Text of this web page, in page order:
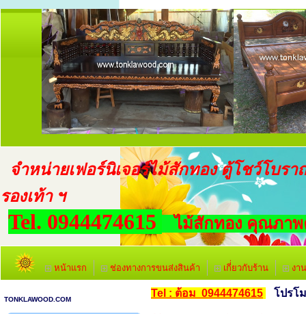
จำหน่ายเฟอร์นิเจอร์ไม้สักทอง ตู้โชว์โบร
รองเท้า ฯ
Tel. 0944474615 ไม้สักทอง คุณภาพ
หน้าแรก ช่องทางการขนส่งสินค้า เกี่่ยวกับร้าน งา
TONKLAWOOD.COM
Tel : ต้อม 0944474615 โปรโ